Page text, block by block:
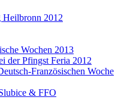
Heilbronn 2012
Wochen 2013
der Pfingst Feria 2012
Französischen Woche
& FFO